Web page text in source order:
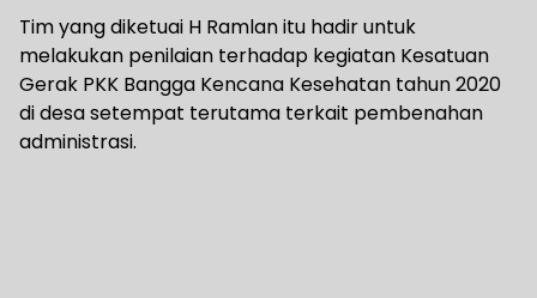
Tim yang diketuai H Ramlan itu hadir untuk
melakukan penilaian terhadap kegiatan Kesatuan
Gerak PKK Bangga Kencana Kesehatan tahun 2020
di desa setempat terutama terkait pembenahan
administrasi.